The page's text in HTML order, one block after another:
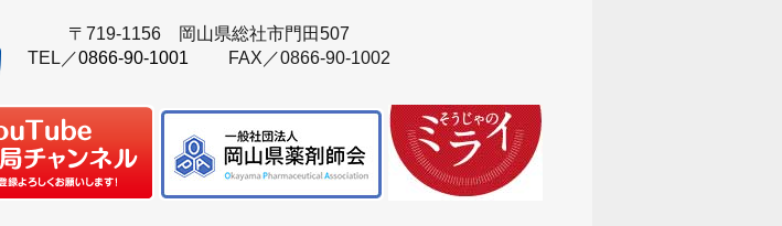
〒719-1156 岡山県総社市門田507
TEL／0866-90-1001 FAX／0866-90-1002